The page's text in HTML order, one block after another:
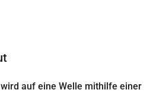
auf eine Welle mithilfe einer